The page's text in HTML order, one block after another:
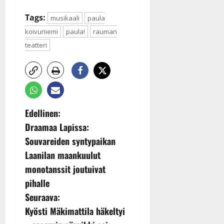
Tags: musikaali
paula
koivuniemi
paula!
rauman
teatteri
P
o
s
t
n
Edellinen:
Draamaa Lapissa:
Souvareiden syntypaikan
Laanilan maankuulut
monotanssit joutuivat
pihalle
Seuraava:
Kyösti Mäkimattila häkeltyi